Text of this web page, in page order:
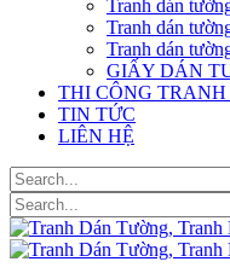
Tranh dán
Tranh dán
Tranh dán
GIẤY DÁN
THI CÔNG
TIN TỨC
LIÊN HỆ